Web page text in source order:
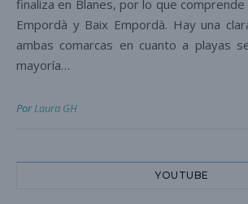
finaliza en Blanes, por lo que
Empordà y Baix Empordà. Hay una
ambas comarcas en cuanto a playas
mayoría…
PorLaura GH
YOUTUBE